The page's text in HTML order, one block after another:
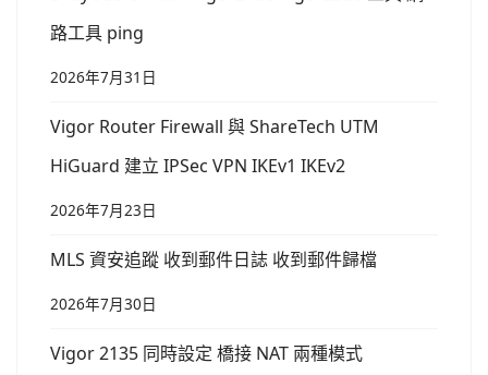
路工具 ping
2026年7月31日
Vigor Router Firewall 與 ShareTech UTM
HiGuard 建立 IPSec VPN IKEv1 IKEv2
2026年7月23日
MLS 資安追蹤 收到郵件日誌 收到郵件歸檔
2026年7月30日
Vigor 2135 同時設定 橋接 NAT 兩種模式